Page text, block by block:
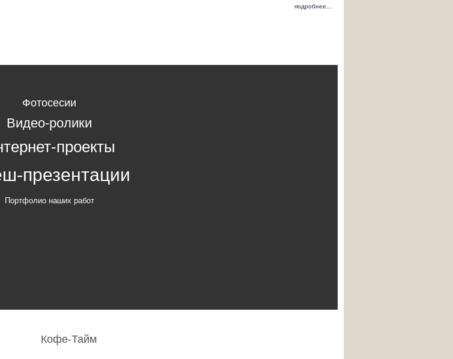
подробнее...
Фотосесии
Видео-ролики
проекты
презентации
Портфолио наших работ
Кофе-Тайм